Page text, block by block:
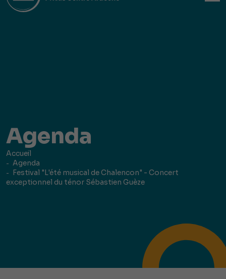
Agenda
Accueil
Agenda
Festival "L'été musical de Chalencon" - Concert
exceptionnel du ténor Sébastien Guèze